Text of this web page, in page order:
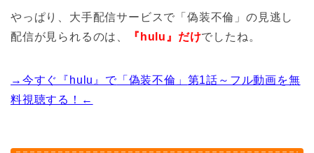
やっぱり、大手配信サービスで「偽装不倫」の見逃し
配信が見られるのは、
『hulu』だけでしたね。
→今すぐ『hulu』で「偽装不倫」 第1話～フル動画を無
料視聴する！←